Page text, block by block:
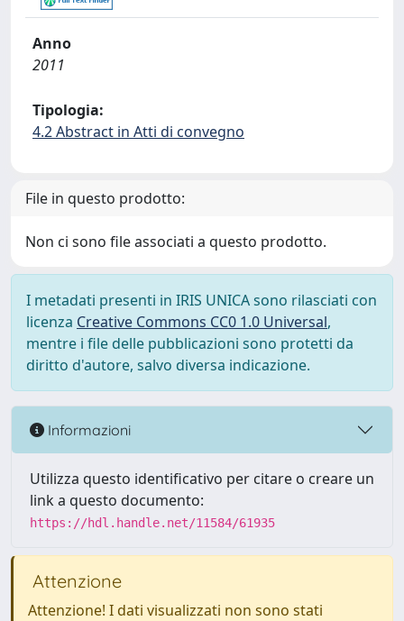
Anno
2011
Tipologia:
4.2 Abstract in Atti di convegno
File in questo prodotto:
Non ci sono file associati a questo prodotto.
I metadati presenti in IRIS UNICA sono rilasciati con
licenza Creative Commons CC0 1.0 Universal,
mentre i file delle pubblicazioni sono protetti da
diritto d'autore, salvo diversa indicazione.
Informazioni
Utilizza questo identificativo per citare o creare un
link a questo documento:
https://hdl.handle.net/11584/61935
Attenzione
Attenzione! I dati visualizzati non sono stati